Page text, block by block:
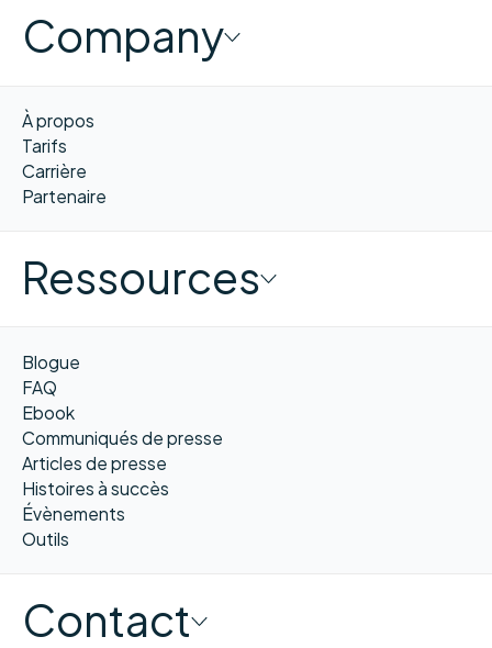
Company
À propos
Tarifs
Carrière
Partenaire
Ressources
Blogue
FAQ
Ebook
Communiqués de presse
Articles de presse
Histoires à succès
Évènements
Outils
Contact